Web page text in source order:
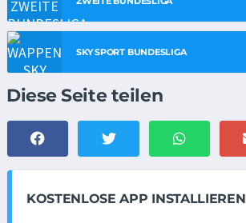
SKY SPORT BUNDESLIGA
Diese Seite teilen
KOSTENLOSE APP INSTALLIEREN